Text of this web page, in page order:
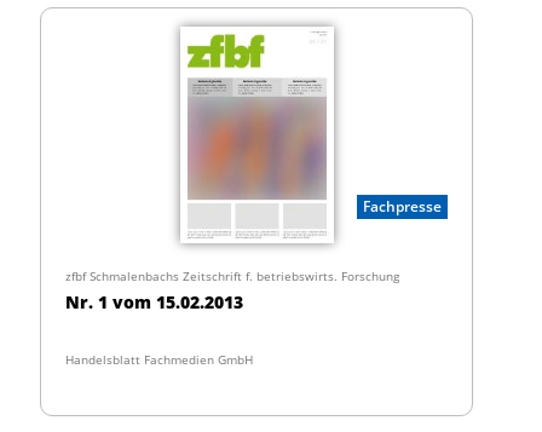
Fachpresse
zfbf Schmalenbachs Zeitschrift f. betriebswirts. Forschung
Nr. 1 vom 15.02.2013
Handelsblatt Fachmedien GmbH